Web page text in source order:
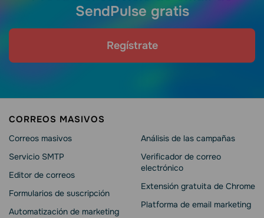
SendPulse gratis
Regístrate
CORREOS MASIVOS
Correos masivos
Servicio SMTP
Editor de correos
Formularios de suscripción
Automatización de marketing
Análisis de las campañas
Verificador de correo
electrónico
Extensión gratuita de Chrome
Platforma de email marketing